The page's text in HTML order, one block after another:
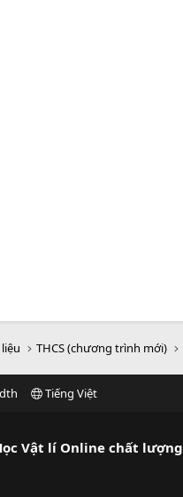
liệu THCS (chương trình mới)
Tiếng Việt
Vật lí Online chất lượng